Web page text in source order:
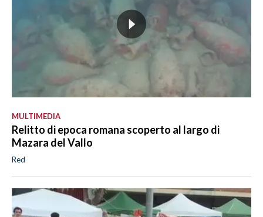
MULTIMEDIA
Relitto di epoca romana scoperto al largo di
Mazara del Vallo
Red